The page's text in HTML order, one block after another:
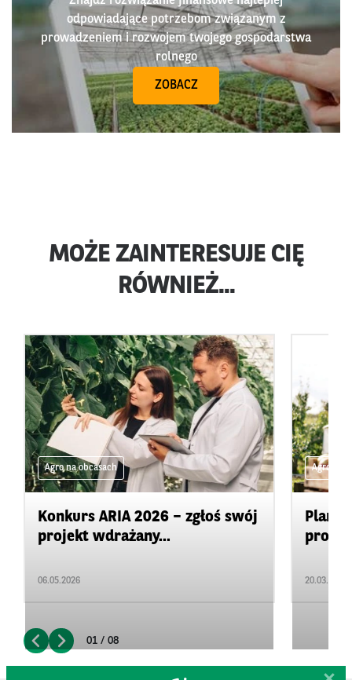
odpowiadające potrzebom związanym z
prowadzeniem i rozwojem twojego gospodarstwa
rolnego
ZOBACZ
MOŻE ZAINTERESUJE CIĘ
RÓWNIEŻ...
Agro na obcasach
Konkurs ARIA 2026 – zgłoś swój
projekt wdrażany...
06.05.2026
Agro na
Plan
20.03.2026
01 / 08